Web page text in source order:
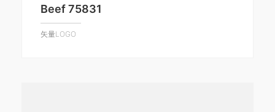
Beef 75831
矢量LOGO